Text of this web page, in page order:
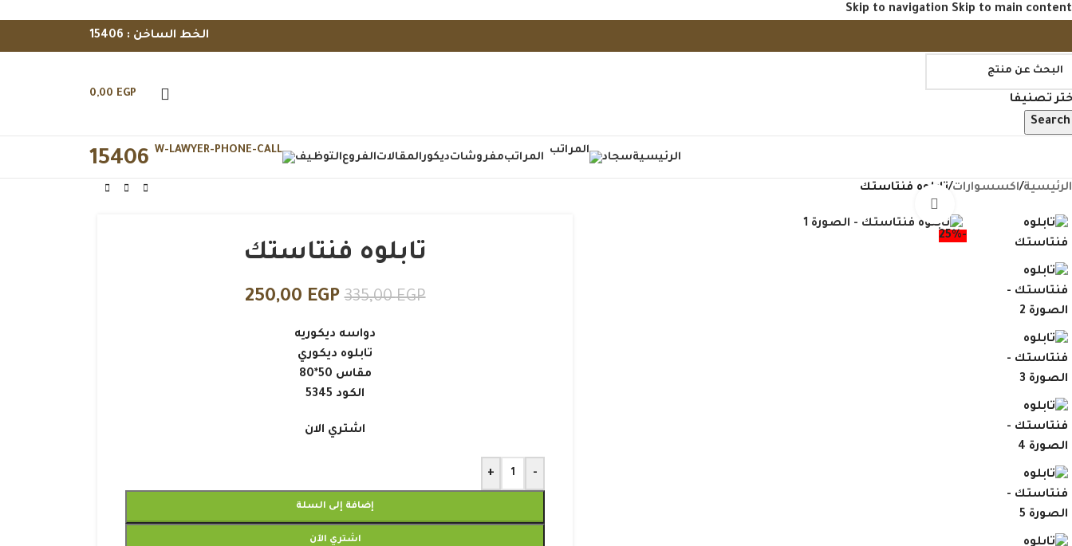
Skip to navigation Skip to main content
الخط الساخن : 15406
تصنيفا
Search
0,00 EGP
الرئيسيةسجاد المراتبمفروشاتديكور المقالاتالفروعالتوظيف 15406
الرئيسية/اكسسوارات/تابلوه فنتاستك
-25%
تابلوه فنتاستك
335,00EGP
250,00 EGP
دواسه ديكوريه
تابلوه ديكوري
مقاس 50*80
الكود 5345
اشتري الان
-
+
إضافة إلى السلة
اشتري الآن